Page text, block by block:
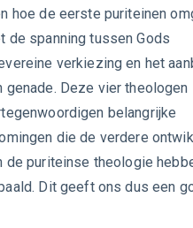
hoe de eerste puriteinen
de spanning tussen Gods
verkiezing en het
genade. Deze vier theologen
belangrijke
die de verdere
de puriteinse theologie
Dit geeft ons dus een